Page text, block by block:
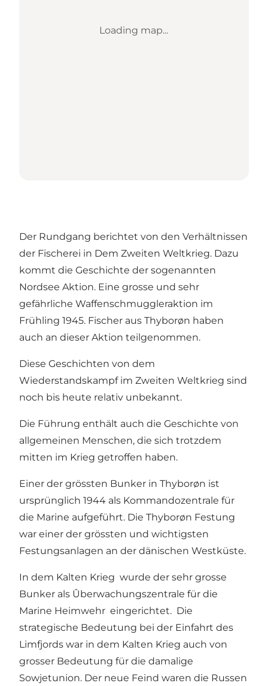
Loading map...
Der Rundgang berichtet von den Verhältnissen
der Fischerei in Dem Zweiten Weltkrieg. Dazu
kommt die Geschichte der sogenannten
Nordsee Aktion. Eine grosse und sehr
gefährliche Waffenschmuggleraktion im
Frühling 1945. Fischer aus Thyborøn haben
auch an dieser Aktion teilgenommen.
Diese Geschichten von dem
Wiederstandskampf im Zweiten Weltkrieg sind
noch bis heute relativ unbekannt.
Die Führung enthält auch die Geschichte von
allgemeinen Menschen, die sich trotzdem
mitten im Krieg getroffen haben.
Einer der grössten Bunker in Thyborøn ist
ursprünglich 1944 als Kommandozentrale für
die Marine aufgeführt. Die Thyborøn Festung
war einer der grössten und wichtigsten
Festungsanlagen an der dänischen Westküste.
In dem Kalten Krieg wurde der sehr grosse
Bunker als Ûberwachungszentrale für die
Marine Heimwehr eingerichtet. Die
strategische Bedeutung bei der Einfahrt des
Limfjords war in dem Kalten Krieg auch von
grosser Bedeutung für die damalige
Sowjetunion. Der neue Feind waren die Russen